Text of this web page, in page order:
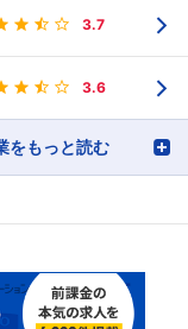
3.7
3.6
をもっと読む